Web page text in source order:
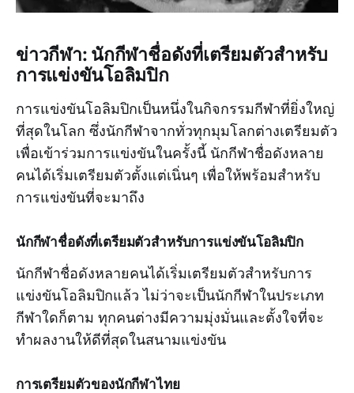
ข่าวกีฬา: นักกีฬาชื่อดังที่เตรียมตัวสำหรับ
การแข่งขันโอลิมปิก
การแข่งขันโอลิมปิกเป็นหนึ่งในกิจกรรมกีฬาที่ยิ่งใหญ่
ที่สุดในโลก ซึ่งนักกีฬาจากทั่วทุกมุมโลกต่างเตรียมตัว
เพื่อเข้าร่วมการแข่งขันในครั้งนี้ นักกีฬาชื่อดังหลาย
คนได้เริ่มเตรียมตัวตั้งแต่เนิ่นๆ เพื่อให้พร้อมสำหรับ
การแข่งขันที่จะมาถึง
นักกีฬาชื่อดังที่เตรียมตัวสำหรับการแข่งขันโอลิมปิก
นักกีฬาชื่อดังหลายคนได้เริ่มเตรียมตัวสำหรับการ
แข่งขันโอลิมปิกแล้ว ไม่ว่าจะเป็นนักกีฬาในประเภท
กีฬาใดก็ตาม ทุกคนต่างมีความมุ่งมั่นและตั้งใจที่จะ
ทำผลงานให้ดีที่สุดในสนามแข่งขัน
การเตรียมตัวของนักกีฬาไทย